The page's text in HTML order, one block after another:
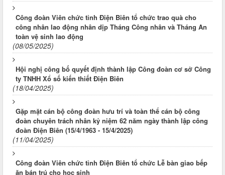
Công đoàn Viên chức tỉnh Điện Biên tổ chức trao quà cho
công nhân lao động nhân dịp Tháng Công nhân và Tháng An
toàn vệ sinh lao động
(08/05/2025)
Hội nghị công bố quyết định thành lập Công đoàn cơ sở Công
ty TNHH Xổ số kiến thiết Điện Biên
(18/04/2025)
Gặp mặt cán bộ công đoàn hưu trí và toàn thể cán bộ công
đoàn chuyên trách nhân kỷ niệm 62 năm ngày thành lập công
đoàn Điện Biên (15/4/1963 - 15/4/2025)
(11/04/2025)
Công đoàn Viên chức tỉnh Điện Biên tổ chức Lễ bàn giao bếp
ăn bán trú cho học sinh